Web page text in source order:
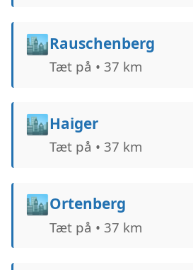
🏙️Rauschenberg
Tæt på • 37 km
🏙️Haiger
Tæt på • 37 km
🏙️Ortenberg
Tæt på • 37 km